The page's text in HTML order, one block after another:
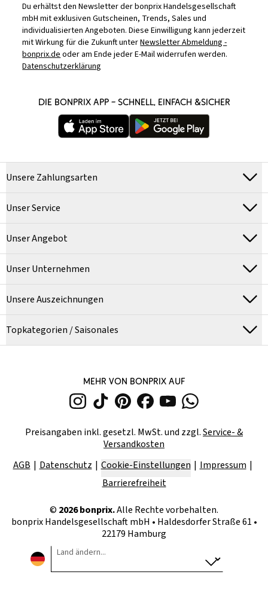
Du erhältst den Newsletter der bonprix Handelsgesellschaft
mbH mit exklusiven Gutscheinen, Trends, Sales und
individualisierten Angeboten. Diese Einwilligung kann jederzeit
mit Wirkung für die Zukunft unterNewsletter Abmeldung -
bonprix.deoder am Ende jeder E-Mail widerrufen werden.
Datenschutzerklärung
DIE BONPRIX APP – SCHNELL, EINFACH &SICHER
Unsere Zahlungsarten
Unser Service
Unser Angebot
Unser Unternehmen
Unsere Auszeichnungen
Topkategorien / Saisonales
MEHR VON BONPRIX AUF
Preisangaben inkl. gesetzl. MwSt. und zzgl.Service- &
Versandkosten
AGB
Datenschutz Cookie-Einstellungen
Impressum
Barrierefreiheit
© 2026bonprix.Alle Rechte vorbehalten.
bonprix Handelsgesellschaft mbH • Haldesdorfer Straße 61 •
22179 Hamburg
Land ändern...